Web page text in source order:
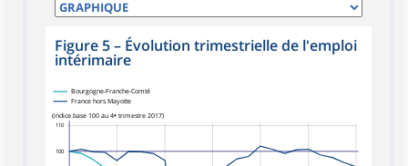
Figure 5– Évolution trimestrielle de l'emploi
intérimaire
100
110
(indice base 100 au 4ᵉ trimestre 2017)
Bourgogne-Franche-Comté
France hors Mayotte